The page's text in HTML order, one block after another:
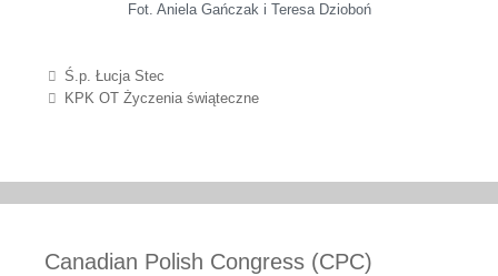
Fot. Aniela Gańczak i Teresa Dzioboń
Post navigation
Ś.p. Łucja Stec
KPK OT Życzenia świąteczne
Canadian Polish Congress (CPC)